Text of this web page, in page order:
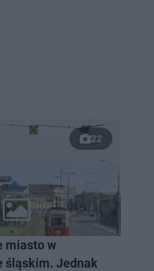
22
miasto w
śląskim. Jednak